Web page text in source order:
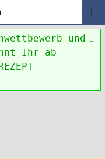
und
Ihr ab